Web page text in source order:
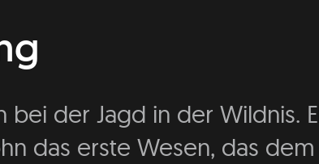
bei der Jagd in der Wildnis.
das erste Wesen, das